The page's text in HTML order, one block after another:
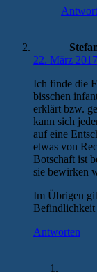
22. März
Ich finde die
bisschen
erklärt bzw.
kann sich
auf eine
etwas von
Botschaft ist
sie bewirken
Im Übrigen
Befindlichkeit
Antworten